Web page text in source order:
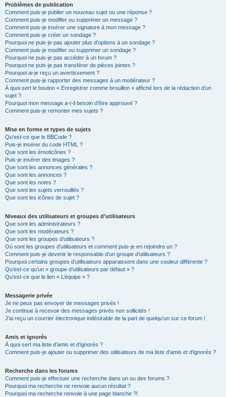
Problèmes de publication
Comment puis-je publier un nouveau sujet ou une réponse ?
Comment puis-je modifier ou supprimer un message ?
Comment puis-je insérer une signature à mon message ?
Comment puis-je créer un sondage ?
Pourquoi ne puis-je pas ajouter plus d’options à un sondage ?
Comment puis-je modifier ou supprimer un sondage ?
Pourquoi ne puis-je pas accéder à un forum ?
Pourquoi ne puis-je pas transférer de pièces jointes ?
Pourquoi ai-je reçu un avertissement ?
Comment puis-je rapporter des messages à un modérateur ?
À quoi sert le bouton « Enregistrer comme brouillon » affiché lors de la rédaction d’un
sujet ?
Pourquoi mon message a-t-il besoin d’être approuvé ?
Comment puis-je remonter mes sujets ?
Mise en forme et types de sujets
Qu’est-ce que le BBCode ?
Puis-je insérer du code HTML ?
Que sont les émoticônes ?
Puis-je insérer des images ?
Que sont les annonces générales ?
Que sont les annonces ?
Que sont les notes ?
Que sont les sujets verrouillés ?
Que sont les icônes de sujet ?
Niveaux des utilisateurs et groupes d’utilisateurs
Que sont les administrateurs ?
Que sont les modérateurs ?
Que sont les groupes d’utilisateurs ?
Où sont les groupes d’utilisateurs et comment puis-je en rejoindre un ?
Comment puis-je devenir le responsable d’un groupe d’utilisateurs ?
Pourquoi certains groupes d’utilisateurs apparaissent dans une couleur différente ?
Qu’est-ce qu’un « groupe d’utilisateurs par défaut » ?
Qu’est-ce que le lien « L’équipe » ?
Messagerie privée
Je ne peux pas envoyer de messages privés !
Je continue à recevoir des messages privés non sollicités !
J’ai reçu un courrier électronique indésirable de la part de quelqu’un sur ce forum !
Amis et ignorés
À quoi sert ma liste d’amis et d’ignorés ?
Comment puis-je ajouter ou supprimer des utilisateurs de ma liste d’amis et d’ignorés ?
Recherche dans les forums
Comment puis-je effectuer une recherche dans un ou des forums ?
Pourquoi ma recherche ne renvoie aucun résultat ?
Pourquoi ma recherche renvoie à une page blanche ?!